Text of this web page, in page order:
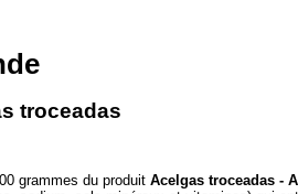
troceadas
grammes du produit Acelgas troceadas -